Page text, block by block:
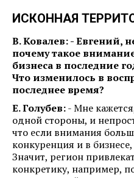
ИСКОННАЯ
В. Ковалев: - Евгений,
почему такое
бизнеса в последние
Что изменилось в
последнее время?
Е. Голубев:- Мне
одной стороны, и
что если внимания
конкуренция и в
Значит, регион
конкретику, например,